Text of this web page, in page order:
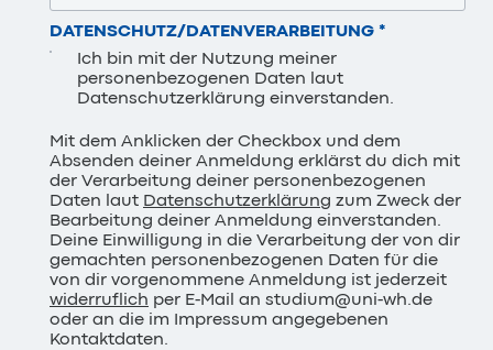
DATENSCHUTZ/DATENVERARBEITUNG *
Ich bin mit der Nutzung meiner
personenbezogenen Daten laut
Datenschutzerklärung einverstanden.
Mit dem Anklicken der Checkbox und dem
Absenden deiner Anmeldung erklärst du dich mit
der Verarbeitung deiner personenbezogenen
Daten laut Datenschutzerklärung zum Zweck der
Bearbeitung deiner Anmeldung einverstanden.
Deine Einwilligung in die Verarbeitung der von dir
gemachten personenbezogenen Daten für die
von dir vorgenommene Anmeldung ist jederzeit
widerruflich per E-Mail an studium@uni-wh.de
oder an die im Impressum angegebenen
Kontaktdaten.